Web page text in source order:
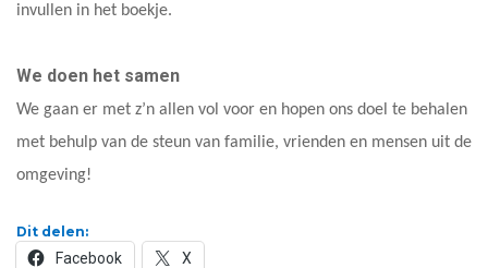
invullen in het boekje.
We doen het samen
We gaan er met z’n allen vol voor en hopen ons doel te behalen
met behulp van de steun van familie, vrienden en mensen uit de
omgeving!
Dit delen:
Facebook X